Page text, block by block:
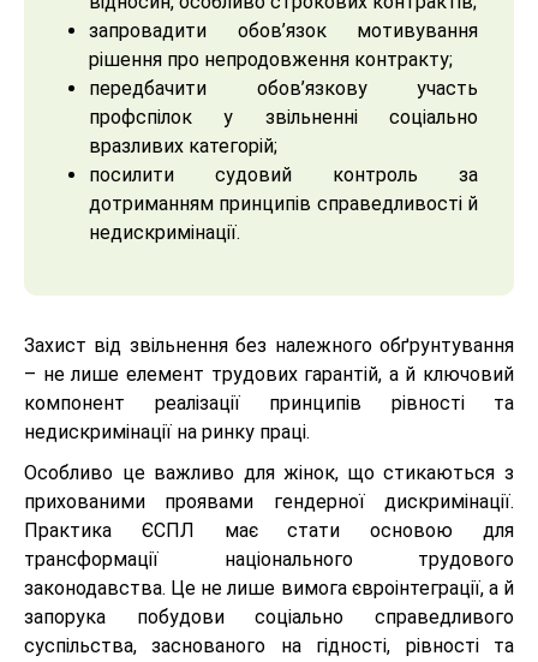
запровадити обов’язок мотивування
рішення про непродовження контракту;
передбачити обов’язкову участь
профспілок у звільненні соціально
вразливих категорій;
посилити судовий контроль за
дотриманням принципів справедливості й
недискримінації.
Захист від звільнення без належного обґрунтування
– не лише елемент трудових гарантій, а й ключовий
компонент реалізації принципів рівності та
недискримінації на ринку праці.
Особливо це важливо для жінок, що стикаються з
прихованими проявами гендерної дискримінації.
Практика ЄСПЛ має стати основою для
трансформації національного трудового
законодавства. Це не лише вимога євроінтеграції, а й
запорука побудови соціально справедливого
суспільства, заснованого на гідності, рівності та